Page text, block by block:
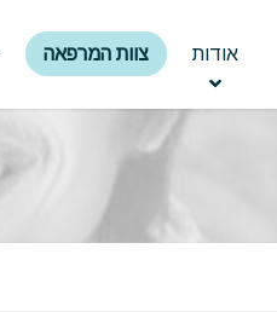
אודות צוות המרפאה